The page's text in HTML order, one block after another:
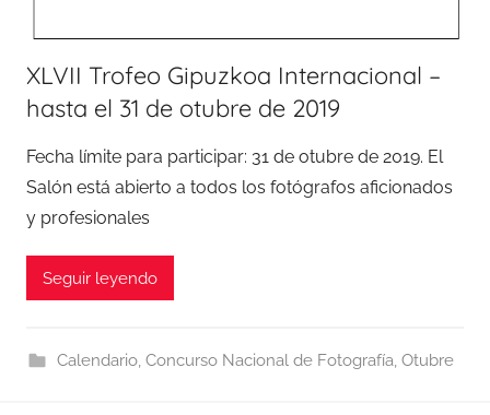
XLVII Trofeo Gipuzkoa Internacional –
hasta el 31 de otubre de 2019
Fecha límite para participar: 31 de otubre de 2019. El
Salón está abierto a todos los fotógrafos aficionados
y profesionales
Seguir leyendo
Calendario, Concurso Nacional de Fotografía, Otubre